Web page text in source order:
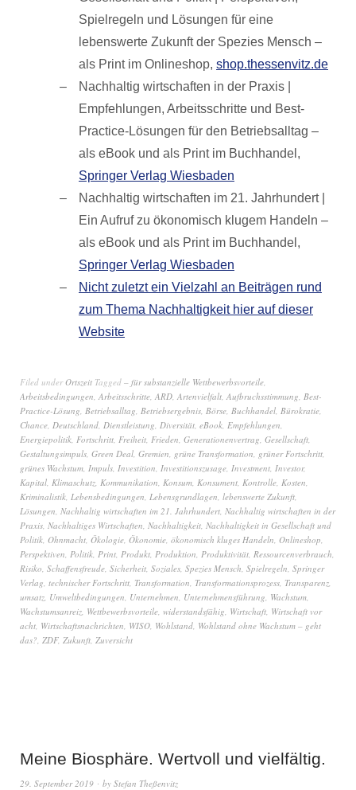
Spielregeln und Lösungen für eine
lebenswerte Zukunft der Spezies Mensch –
als Print im Onlineshop, shop.thessenvitz.de
Nachhaltig wirtschaften in der Praxis |
Empfehlungen, Arbeitsschritte und Best-
Practice-Lösungen für den Betriebsalltag –
als eBook und als Print im Buchhandel,
Springer Verlag Wiesbaden
Nachhaltig wirtschaften im 21. Jahrhundert |
Ein Aufruf zu ökonomisch klugem Handeln –
als eBook und als Print im Buchhandel,
Springer Verlag Wiesbaden
Nicht zuletzt ein Vielzahl an Beiträgen rund
zum Thema Nachhaltigkeit hier auf dieser
Website
Filed underOrtszeit Tagged – für substanzielle Wettbewerbsvorteile,
Arbeitsbedingungen, Arbeitsschritte, ARD, Artenvielfalt, Aufbruchsstimmung, Best-
Practice-Lösung, Betriebsalltag, Betriebsergebnis, Börse, Buchhandel, Bürokratie,
Chance, Deutschland, Dienstleistung, Diversität, eBook, Empfehlungen,
Energiepolitik, Fortschritt, Freiheit, Frieden, Generationenvertrag, Gesellschaft,
Gestaltungsimpuls, Green Deal, Gremien, grüne Transformation, grüner Fortschritt,
grünes Wachstum, Impuls, Investition, Investitionszusage, Investment, Investor,
Kapital, Klimaschutz, Kommunikation, Konsum, Konsument, Kontrolle, Kosten,
Kriminalistik, Lebensbedingungen, Lebensgrundlagen, lebenswerte Zukunft,
Lösungen, Nachhaltig wirtschaften im 21. Jahrhundert, Nachhaltig wirtschaften in der
Praxis, Nachhaltiges Wirtschaften, Nachhaltigkeit, Nachhaltigkeit in Gesellschaft und
Politik, Ohnmacht, Ökologie, Ökonomie, ökonomisch kluges Handeln, Onlineshop,
Perspektiven, Politik, Print, Produkt, Produktion, Produktivität, Ressourcenverbrauch,
Risiko, Schaffensfreude, Sicherheit, Soziales, Spezies Mensch, Spielregeln, Springer
Verlag, technischer Fortschritt, Transformation, Transformationsprozess, Transparenz,
umsatz, Umweltbedingungen, Unternehmen, Unternehmensführung, Wachstum,
Wachstumsanreiz, Wettbewerbsvorteile, widerstandsfähig, Wirtschaft, Wirtschaft vor
acht, Wirtschaftsnachrichten, WISO, Wohlstand, Wohlstand ohne Wachstum – geht
das?, ZDF, Zukunft, Zuversicht
Meine Biosphäre. Wertvoll und vielfältig.
29. September 2019 by Stefan Theßenvitz